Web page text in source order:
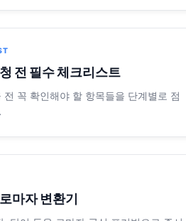
전 필수 체크리스트
전 꼭 확인해야 할 항목들을 단계별로 점
마자 변환기